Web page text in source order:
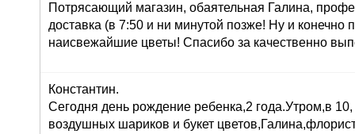
Потрясающий магазин, обаятельная Галина,
доставка (в 7:50 и ни минутой позже! Ну и конечно
наисвежайшие цветы! Спасибо за качественно
Константин.
Сегодня день рождение ребенка,2 года.Утром,в 10,
воздушных шариков и букет